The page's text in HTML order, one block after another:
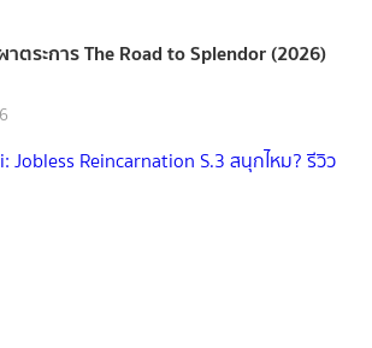
ตระการ The Road to Splendor (2026)